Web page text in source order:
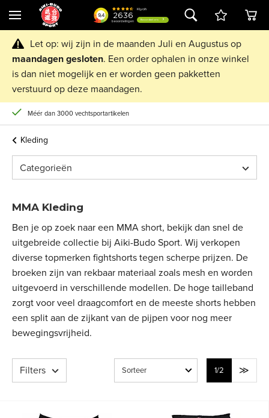
Let op: wij zijn in de maanden Juli en Augustus op
maandagengesloten. Een order ophalen in onze winkel
is dan niet mogelijk en er worden geen pakketten
verstuurd op deze maandagen.
Méér dan 3000 vechtsportartikelen
Kleding
Categorieën
MMA Kleding
Ben je op zoek naar een MMA short, bekijk dan snel de
uitgebreide collectie bij Aiki-Budo Sport. Wij verkopen
diverse topmerken fightshorts tegen scherpe prijzen. De
broeken zijn van rekbaar materiaal zoals mesh en worden
uitgevoerd in verschillende modellen. De hoge tailleband
zorgt voor veel draagcomfort en de meeste shorts hebben
een split aan de zijkant van de pijpen voor nog meer
bewegingsvrijheid.
Filters 1/2